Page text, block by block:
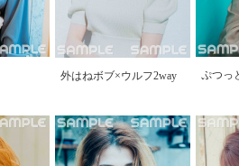
外はねボブ×ウルフ2way ぷつっ